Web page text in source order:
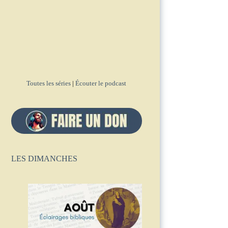
Toutes les séries |Écouter le podcast
LES DIMANCHES